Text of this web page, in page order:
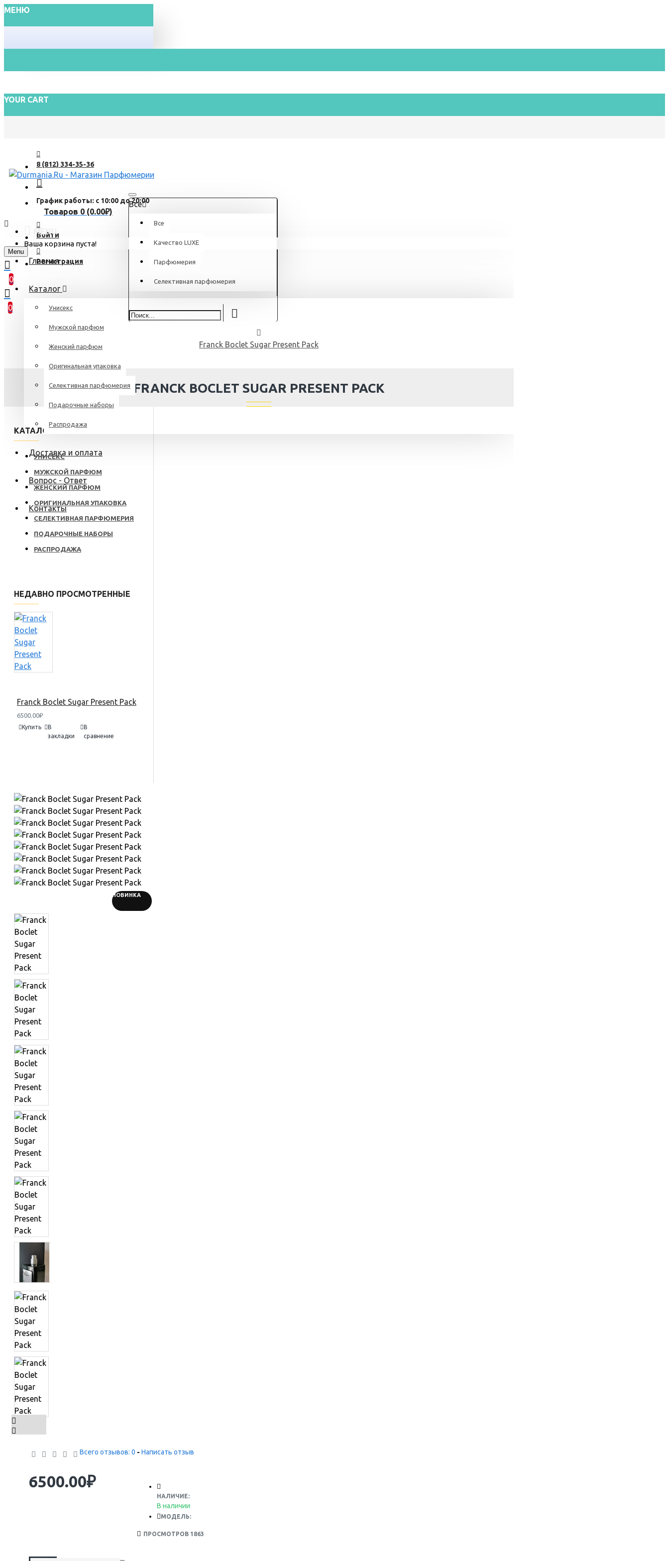
МЕНЮ
YOUR CART
8 (812) 334-35-36
График работы: с 10:00 до 20:00
Войти
Регистрация
Все
Все
Качество LUXE
Парфюмерия
Селективная парфюмерия
Товаров 0 (0.00₽)
Ваша корзина пуста!
MENU
Главная
Каталог
Унисекс
Мужской парфюм
Женский парфюм
Оригинальная упаковка
Селективная парфюмерия
Подарочные наборы
Распродажа
Доставка и оплата
Вопрос - Ответ
Контакты
Menu
0
0
Franck Boclet Sugar Present Pack
FRANCK BOCLET SUGAR PRESENT PACK
КАТАЛОГ
УНИСЕКС
МУЖСКОЙ ПАРФЮМ
ЖЕНСКИЙ ПАРФЮМ
ОРИГИНАЛЬНАЯ УПАКОВКА
СЕЛЕКТИВНАЯ ПАРФЮМЕРИЯ
ПОДАРОЧНЫЕ НАБОРЫ
РАСПРОДАЖА
НЕДАВНО ПРОСМОТРЕННЫЕ
Franck Boclet Sugar Present Pack
6500.00₽
Купить
В
закладки
В
сравнение
НОВИНКА
Всего отзывов: 0 - Написать отзыв
6500.00₽
НАЛИЧИЕ:
В наличии
МОДЕЛЬ:
ПРОСМОТРОВ 1863